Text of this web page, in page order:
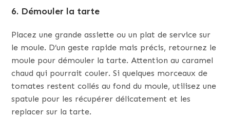
6. Démouler la tarte
Placez une grande assiette ou un plat de service sur
le moule. D’un geste rapide mais précis, retournez le
moule pour démouler la tarte. Attention au caramel
chaud qui pourrait couler. Si quelques morceaux de
tomates restent collés au fond du moule, utilisez une
spatule pour les récupérer délicatement et les
replacer sur la tarte.